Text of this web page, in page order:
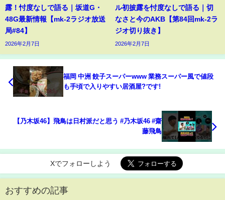
露！忖度なしで語る｜坂道G・
48G最新情報【mk-2ラジオ放送
局#84】
2026年2月7日
ル初披露を忖度なしで語る｜切
なさと今のAKB【第84回mk-2ラ
ジオ切り抜き】
2026年2月7日
福岡 中洲 餃子スーパーwww 業務スーパー風で値段
も手頃で入りやすい居酒屋?です!
【乃木坂46】飛鳥は日村派だと思う #乃木坂46 #齋
藤飛鳥
Xでフォローしよう
おすすめの記事